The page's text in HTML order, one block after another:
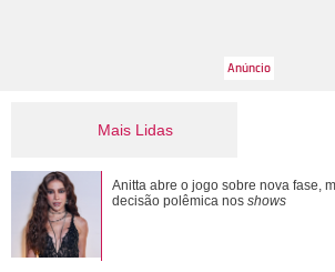
Mais Lidas
Apaixonados! Pocah e namorado
trocam beijos na praia
Anitta abre o jogo sobre nova fase,
decisão polêmica nos shows